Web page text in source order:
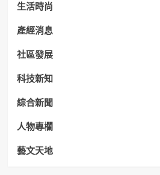
生活時尚
產經消息
社區發展
科技新知
綜合新聞
人物專欄
藝文天地